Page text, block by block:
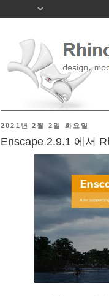
2021년 2월 2일 화요일
Enscape 2.9.1 에서